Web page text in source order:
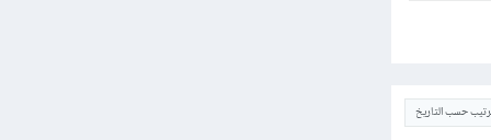
حسب التاريخ